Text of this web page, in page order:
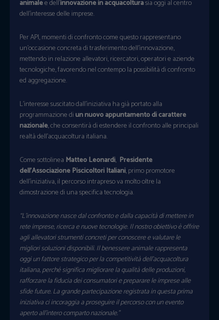
animalee dell’innovazione in acquacolturasia oggi al centro
dell’interesse delle imprese.
Per API, momenti di confronto come questo rappresentano
un’occasione concreta di trasferimento dell’innovazione,
mettendo in relazione allevatori, ricercatori, operatori e aziende
tecnologiche, favorendo nel contempo la possibilità di confronto
ed aggregazione.
L’interesse suscitato dall’iniziativa ha già portato alla
programmazione diun nuovo appuntamento di carattere
nazionale, che consentirà di estendere il confronto alle principali
realtà dell’acquacoltura italiana.
Come sottolinea Matteo Leonardi, Presidente
dell’Associazione Piscicoltori Italiani, primo promotore
dell’iniziativa, il percorso intrapreso va molto oltre la
dimostrazione di una specifica tecnologia.
“L’innovazione nasce dal confronto e dalla capacità di mettere in
rete imprese, ricerca e nuove tecnologie. Il nostro obiettivo è offrire
agli allevatori strumenti concreti per conoscere e valutare le
migliori soluzioni disponibili. Il benessere animale rappresenta
oggi un fattore strategico per la competitività dell’acquacoltura
italiana, perché significa migliorare la qualità delle produzioni,
rafforzare la fiducia dei consumatori e preparare le imprese alle
sfide future. La grande partecipazione registrata in questa prima
iniziativa ci incoraggia a proseguire il percorso con un evento
aperto all’intero comparto nazionale.”